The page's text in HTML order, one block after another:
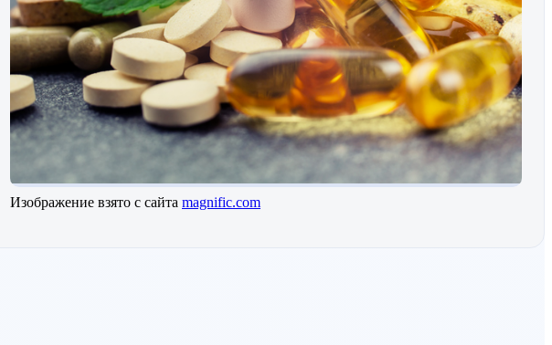
Изображение взято с сайта magnific.com